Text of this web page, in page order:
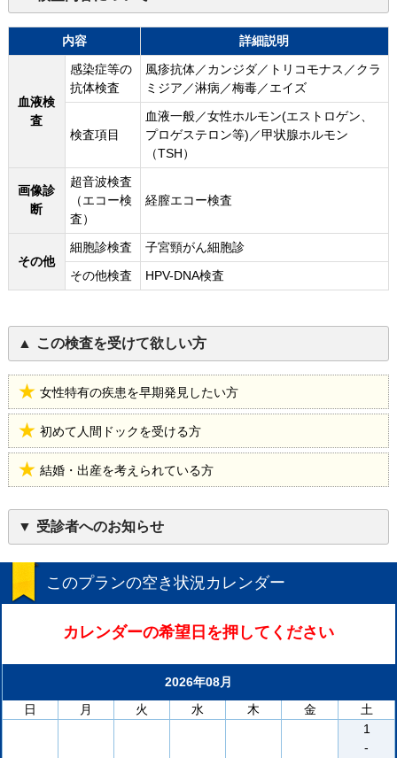
内容 詳細説明
血液検
査
感染症等の
抗体検査
風疹抗体／カンジダ／トリコモナス／クラ
ミジア／淋病／梅毒／エイズ
検査項目
血液一般／女性ホルモン(エストロゲン、
プロゲステロン等)／甲状腺ホルモン
（TSH）
画像診
断
超音波検査
（エコー検
査）
経膣エコー検査
その他
細胞診検査
子宮頸がん細胞診
その他検査
HPV-DNA検査
この検査を受けて欲しい方
女性特有の疾患を早期発見したい方
初めて人間ドックを受ける方
結婚・出産を考えられている方
受診者へのお知らせ
このプランの空き状況カレンダー
カレンダーの希望日を押してください
2026年08月
日
月 火 水 木 金
土
1
-